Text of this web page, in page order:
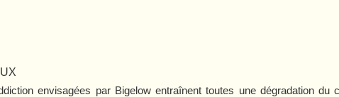
envisagées par Bigelow entraînent toutes une dégradation